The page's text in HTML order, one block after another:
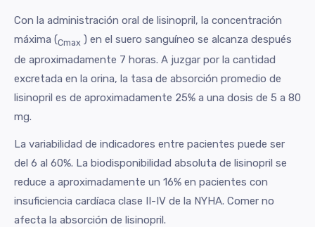
Con la administración oral de lisinopril, la concentración
máxima (Cmax ) en el suero sanguíneo se alcanza después
de aproximadamente 7 horas. A juzgar por la cantidad
excretada en la orina, la tasa de absorción promedio de
lisinopril es de aproximadamente 25% a una dosis de 5 a 80
mg.
La variabilidad de indicadores entre pacientes puede ser
del 6 al 60%. La biodisponibilidad absoluta de lisinopril se
reduce a aproximadamente un 16% en pacientes con
insuficiencia cardíaca clase II-IV de la NYHA. Comer no
afecta la absorción de lisinopril.